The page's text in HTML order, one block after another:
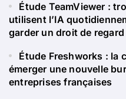
Étude TeamViewer :
utilisent l’IA
garder un droit de regard
Étude Freshworks : la
émerger une nouvelle
entreprises françaises